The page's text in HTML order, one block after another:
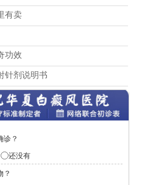
有卖
功效
针剂说明书
诊？
还没有
？